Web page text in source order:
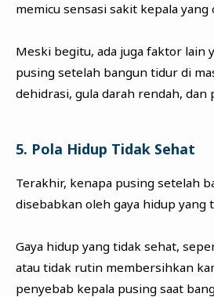
memicu sensasi sakit kepala yang
Meski begitu, ada juga faktor lain
pusing setelah bangun tidur di
dehidrasi, gula darah rendah, dan
5. Pola Hidup Tidak Sehat
Terakhir, kenapa pusing setelah
disebabkan oleh gaya hidup yang
Gaya hidup yang tidak sehat,
atau tidak rutin membersihkan
penyebab kepala pusing saat